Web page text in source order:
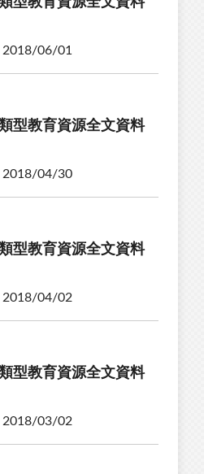
06/01
型教育資源全文資料
2018/04/30
型教育資源全文資料
2018/04/02
型教育資源全文資料
2018/03/02